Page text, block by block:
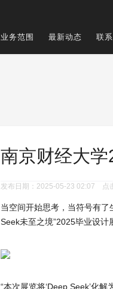
业务范围 最新动态 联
南京财经大
发布日期：2025-05-23 02:07 点
当空间开始思考，当符号有
Seek未至之境”2025毕业设计
“本次展览将‘Deep Seek’化